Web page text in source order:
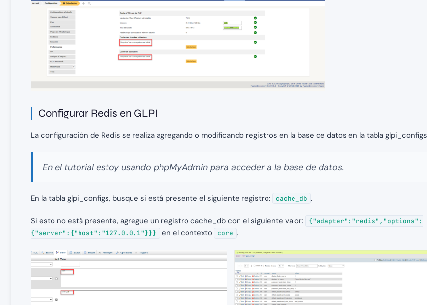
Configurar Redis en GLPI
La configuración de Redis se realiza agregando o modificando registros en la base de datos en la tabla glpi_configs
En el tutorial estoy usando phpMyAdmin para acceder a la base de datos.
En la tabla glpi_configs, busque si está presente el siguiente registro: cache_db .
Si esto no está presente, agregue un registro cache_db con el siguiente valor:
{"adapter":"redis","options":
{"server":{"host":"127.0.0.1"}}}
en el contexto core .